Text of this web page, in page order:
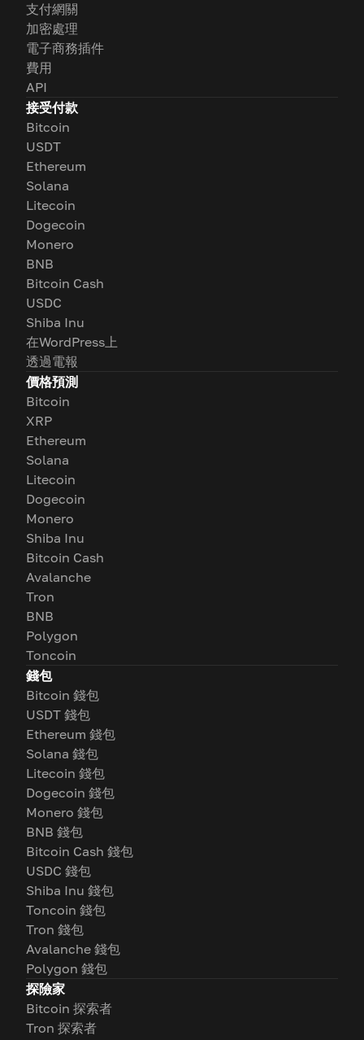
支付網關
加密處理
電子商務插件
費用
API
接受付款
Bitcoin
USDT
Ethereum
Solana
Litecoin
Dogecoin
Monero
BNB
Bitcoin Cash
USDC
Shiba Inu
在WordPress上
透過電報
價格預測
Bitcoin
XRP
Ethereum
Solana
Litecoin
Dogecoin
Monero
Shiba Inu
Bitcoin Cash
Avalanche
Tron
BNB
Polygon
Toncoin
錢包
Bitcoin 錢包
USDT 錢包
Ethereum 錢包
Solana 錢包
Litecoin 錢包
Dogecoin 錢包
Monero 錢包
BNB 錢包
Bitcoin Cash 錢包
USDC 錢包
Shiba Inu 錢包
Toncoin 錢包
Tron 錢包
Avalanche 錢包
Polygon 錢包
探險家
Bitcoin 探索者
Tron 探索者